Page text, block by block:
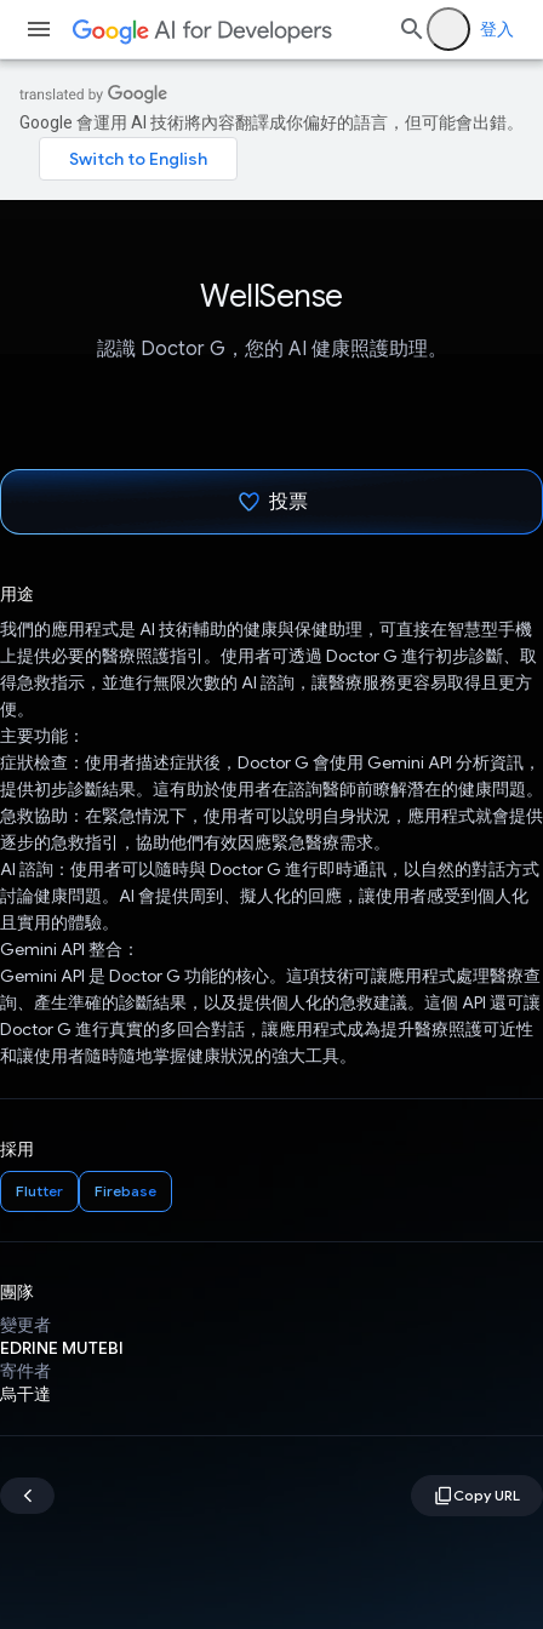
登入
Google 會運用 AI 技術將內容翻譯成你偏好的語言，但可能會出錯。
WellSense
認識 Doctor G，您的 AI 健康照護助理。
投票
用途
我們的應用程式是 AI 技術輔助的健康與保健助理，可直接在智慧型手機
上提供必要的醫療照護指引。使用者可透過 Doctor G 進行初步診斷、取
得急救指示，並進行無限次數的 AI 諮詢，讓醫療服務更容易取得且更方
便。
主要功能：
症狀檢查：使用者描述症狀後，Doctor G 會使用 Gemini API 分析資訊，
提供初步診斷結果。這有助於使用者在諮詢醫師前瞭解潛在的健康問題。
急救協助：在緊急情況下，使用者可以說明自身狀況，應用程式就會提供
逐步的急救指引，協助他們有效因應緊急醫療需求。
AI 諮詢：使用者可以隨時與 Doctor G 進行即時通訊，以自然的對話方式
討論健康問題。AI 會提供周到、擬人化的回應，讓使用者感受到個人化
且實用的體驗。
Gemini API 整合：
Gemini API 是 Doctor G 功能的核心。這項技術可讓應用程式處理醫療查
詢、產生準確的診斷結果，以及提供個人化的急救建議。這個 API 還可讓
Doctor G 進行真實的多回合對話，讓應用程式成為提升醫療照護可近性
和讓使用者隨時隨地掌握健康狀況的強大工具。
採用
Flutter Firebase
團隊
變更者
EDRINE MUTEBI
寄件者
烏干達